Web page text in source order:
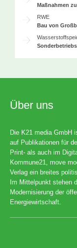
Maßnahmen
RWE
Bau von
Über uns
Die K21 media GmbH
auf Publikationen für
Print- als auch im
Kommune21, move
Verlag ein breites
Im Mittelpunkt stehen
Modernisierung der
Energiewirtschaft.